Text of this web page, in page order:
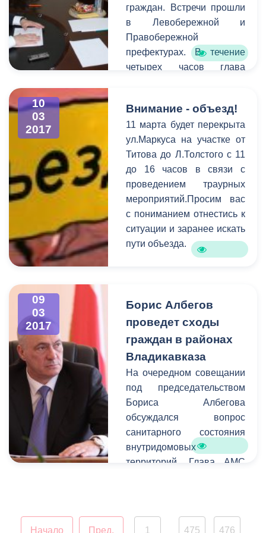
республиканских
профессиональных
образовательных
учреждений. Сегодня в
актовом зале
и призеров конкурса.
граждан. Встречи прошли
в Левобережной и
Правобережной
префектурах. В течение
четырех часов глава
Для более детального
выяснения проблем, с
которыми пришли
горожане, к разговору
были приглашены
руководители структурных
подразделений АМС.
Самыми актуальными в
ходе приема стали
коммунальные и
жилищные проблемы,
начинающих
предпринимателей, а
также благоустройство
10
03
2017
Внимание - объезд!
11 марта будет перекрыта
ул.Маркуса на участке от
Титова до Л.Толстого с 11
до 16 часов в связи с
проведением траурных
мероприятий.Просим вас
с пониманием отнестись к
ситуации и заранее искать
пути объезда.
09
03
2017
Борис Албегов
проведет сходы
граждан в районах
Владикавказа
На очередном совещании
под председательством
Бориса Албегова
обсуждался вопрос
санитарного состояния
внутридомовых
территорий. Глава АМС
многоквартирных домов.
Начало Пред.
1
475 476